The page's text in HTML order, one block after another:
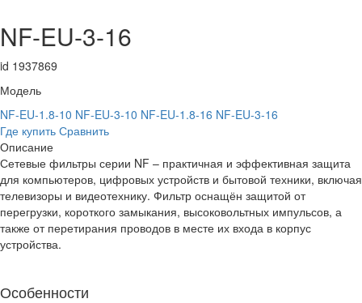
NF-EU-3-16
id 1937869
Модель
NF-EU-1.8-10 NF-EU-3-10 NF-EU-1.8-16 NF-EU-3-16
Где купить Сравнить
Описание
Сетевые фильтры серии NF – практичная и эффективная защита
для компьютеров, цифровых устройств и бытовой техники, включая
телевизоры и видеотехнику. Фильтр оснащён защитой от
перегрузки, короткого замыкания, высоковольтных импульсов, а
также от перетирания проводов в месте их входа в корпус
устройства.
Особенности